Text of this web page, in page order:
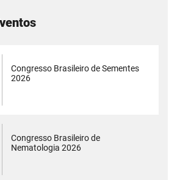
Congresso Brasileiro de Sementes
2026
Congresso Brasileiro de
Nematologia 2026